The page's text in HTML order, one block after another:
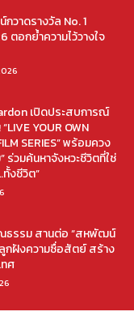
วาดรางวัล No. 1
ตอกย้ำความไว้วางใจ
เปิดประสบการณ์
YOUR OWN
SERIES” พร้อมควง
ร่วมค้นหาจังหวะชีวิตที่ใช่
งชีวิต”
ณธรรม สานต่อ “สหพัฒน์
กฝังความซื่อสัตย์ สร้าง
ศ